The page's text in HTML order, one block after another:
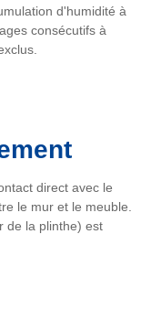
d'humidité à
consécutifs à
direct avec le
le mur et le meuble.
de la plinthe) est